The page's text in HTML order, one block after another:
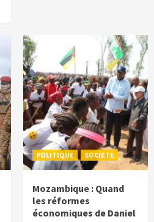
POLITIQUE SOCIETE
Mozambique : Quand
les réformes
économiques de Daniel